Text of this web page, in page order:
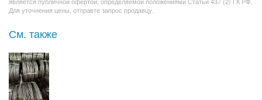
Для уточнения цены, отправте запрос продавцу.
См. также